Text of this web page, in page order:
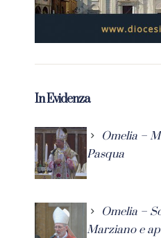
In Evidenza
Omelia –
Pasqua
Omelia –
Marziano e